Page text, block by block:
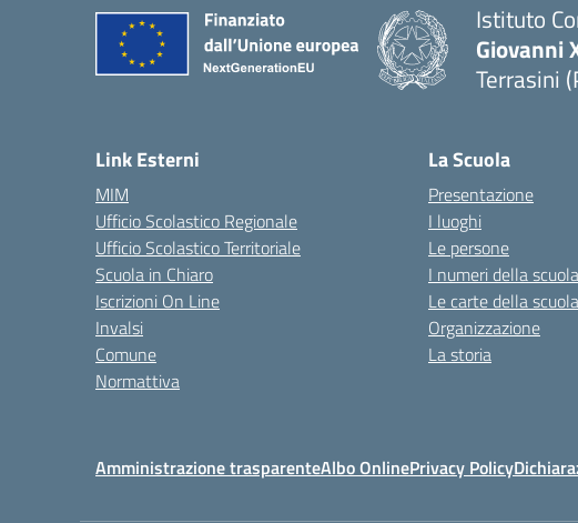
Istituto
Giovanni
Terrasini
Link Esterni
MIM
Ufficio Scolastico Regionale
Ufficio Scolastico Territoriale
Scuola in Chiaro
Iscrizioni On Line
Invalsi
Comune
Normattiva
La Scuola
Presentazione
I luoghi
Le persone
I numeri della scuola
Le carte della scuola
Organizzazione
La storia
Amministrazione trasparenteAlbo OnlinePrivacy Policy